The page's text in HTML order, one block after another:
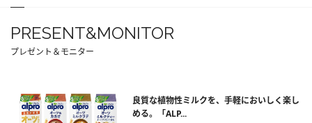
PRESENT&MONITOR
プレゼント＆モニター
良質な植物性ミルクを、手軽においしく楽し
める。「ALP...